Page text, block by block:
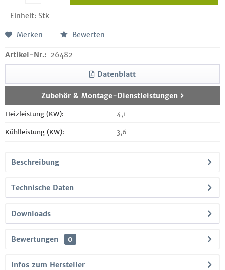
Einheit: Stk
Merken Bewerten
Artikel-Nr.: 26482
Datenblatt
Zubehör & Montage-Dienstleistungen
Heizleistung (KW): 4,1
Kühlleistung (KW): 3,6
Beschreibung
Technische Daten
Downloads
Bewertungen 0
Infos zum Hersteller